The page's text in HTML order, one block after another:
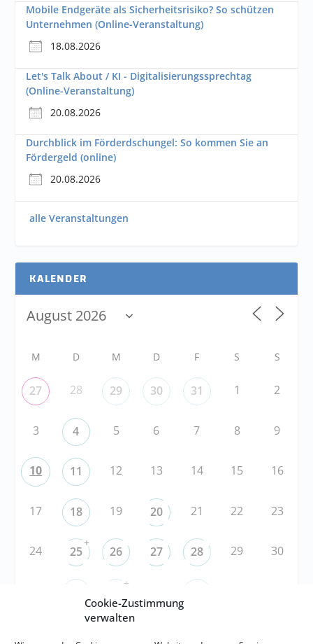
Cookie-Zustimmung
verwalten
Mobile Endgeräte als Sicherheitsrisiko? So schützen
Unternehmen (Online-Veranstaltung)
18.08.2026
Let's Talk About / KI - Digitalisierungssprechtag
(Online-Veranstaltung)
20.08.2026
Durchblick im Förderdschungel: So kommen Sie an
Fördergeld (online)
20.08.2026
alle Veranstaltungen
KALENDER
M D M D F S S
27 28 29 30 31 1 2
3 4 5 6 7 8 9
10 11 12 13 14 15 16
17 18 19 20 21 22 23
24 25
+
26 27 28 29 30
+